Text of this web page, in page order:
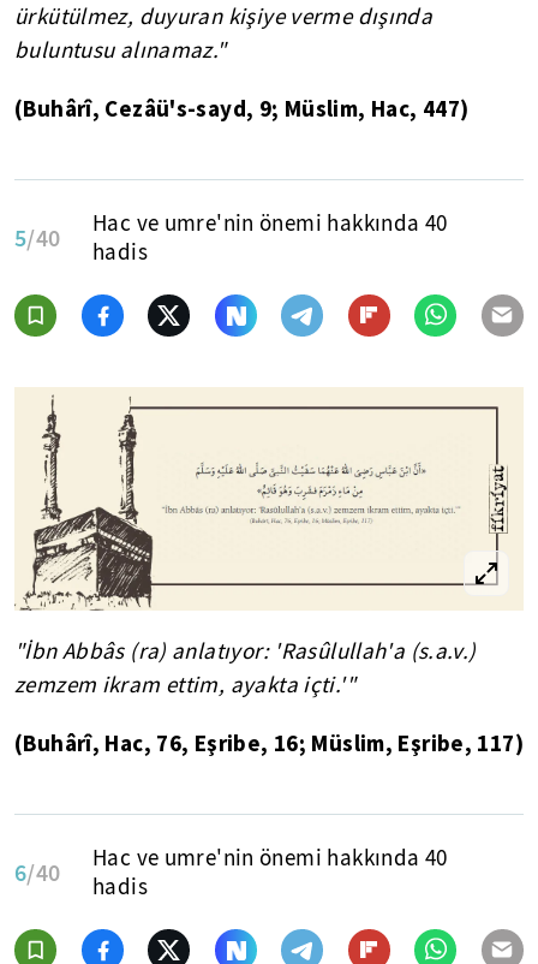
ürkütülmez, duyuran kişiye verme dışında
buluntusu alınamaz."
(Buhârî, Cezâü's-sayd, 9; Müslim, Hac, 447)
5/40
Hac ve umre'nin önemi hakkında 40
hadis
"İbn Abbâs (ra) anlatıyor: 'Rasûlullah'a (s.a.v.)
zemzem ikram ettim, ayakta içti.'"
(Buhârî, Hac, 76, Eşribe, 16; Müslim, Eşribe, 117)
6/40
Hac ve umre'nin önemi hakkında 40
hadis